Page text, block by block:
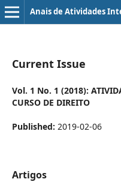
Current Issue
Vol. 1 No. 1 (2018):
CURSO DE DIREITO
Published: 2019-02-06
Artigos